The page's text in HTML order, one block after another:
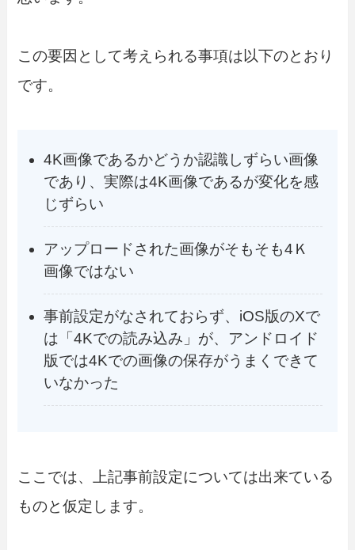
この要因として考えられる事項は以下のとおり
です。
4K画像であるかどうか認識しずらい画像
であり、実際は4K画像であるが変化を感
じずらい
アップロードされた画像がそもそも4Ｋ
画像ではない
事前設定がなされておらず、iOS版のXで
は「4Kでの読み込み」が、アンドロイド
版では4Kでの画像の保存がうまくできて
いなかった
ここでは、上記事前設定については出来ている
ものと仮定します。